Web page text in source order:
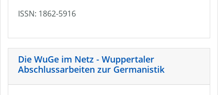
ISSN: 1862-5916
Die WuGe im Netz - Wuppertaler
Abschlussarbeiten zur Germanistik